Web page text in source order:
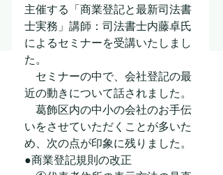
主催する「商業登記と最新司法書
士実務」講師：司法書士内藤卓氏
によるセミナーを受講いたしまし
た。
セミナーの中で、会社登記の最
近の動きについて話されました。
葛飾区内の中小の会社のお手伝
いをさせていただくことが多いた
め、次の点が印象に残りました。
●商業登記規則の改正